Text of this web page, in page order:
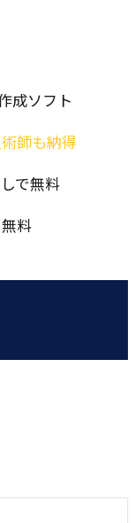
成ソフト
師も納得
で無料
料